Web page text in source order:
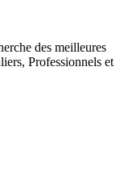
des meilleures
Professionnels et